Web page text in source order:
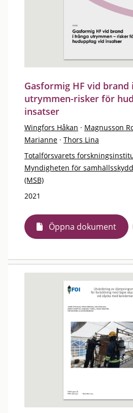
Gasformig HF vid brand
utrymmen-risker för
insatser
Wingfors Håkan · Magnusson
Marianne · Thors Lina
Totalförsvarets
Myndigheten för
(MSB)
2021
Öppna dokument